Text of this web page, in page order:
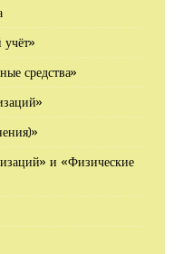
средства»
и «Физические